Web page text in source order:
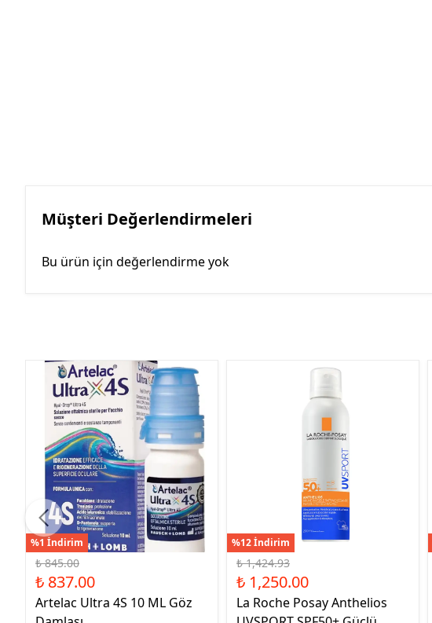
Müşteri Değerlendirmeleri
Bu ürün için değerlendirme yok
%1 İndirim
₺ 845.00
₺ 837.00
Artelac Ultra 4S 10 ML Göz
%12 İndirim
₺ 1,424.93
₺ 1,250.00
La Roche Posay Anthelios